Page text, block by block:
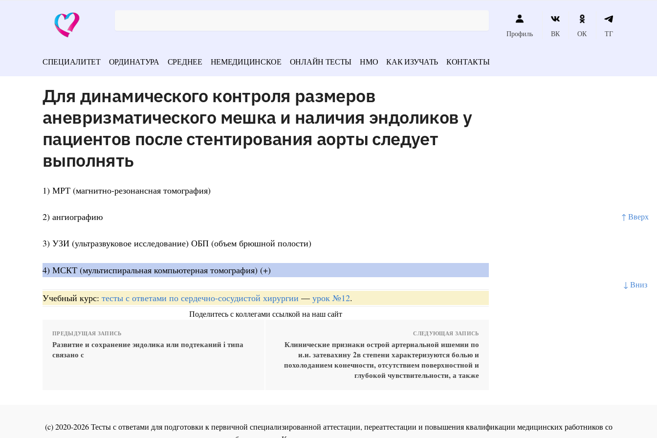
↑ Вверх
↓ Вниз
Профиль ВК ОК ТГ
СПЕЦИАЛИТЕТ ОРДИНАТУРА СРЕДНЕЕ НЕМЕДИЦИНСКОЕ ОНЛАЙН ТЕСТЫ НМО КАК ИЗУЧАТЬ КОНТАКТЫ
Для динамического контроля размеров
аневризматического мешка и наличия эндоликов у
пациентов после стентирования аорты следует
выполнять
1) МРТ (магнитно-резонансная томография)
2) ангиографию
3) УЗИ (ультразвуковое исследование) ОБП (объем брюшной полости)
4) МСКТ (мультиспиральная компьютерная томография) (+)
Учебный курс: тесты с ответами по сердечно-сосудистой хирургии — урок №12.
Поделитесь с коллегами ссылкой на наш сайт
ПРЕДЫДУЩАЯ ЗАПИСЬ
Развитие и сохранение эндолика или подтеканий i типа
связано с
СЛЕДУЮЩАЯ ЗАПИСЬ
Клинические признаки острой артериальной ишемии по
и.и. затевахину 2в степени характеризуются болью и
похолоданием конечности, отсутствием поверхностной и
глубокой чувствительности, а также
(c) 2020-2026 Тесты с ответами для подготовки к первичной специализированной аттестации, переаттестации и повышения квалификации медицинских работников со